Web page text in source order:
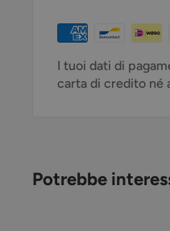
I tuoi dati di
carta di credito né
Potrebbe